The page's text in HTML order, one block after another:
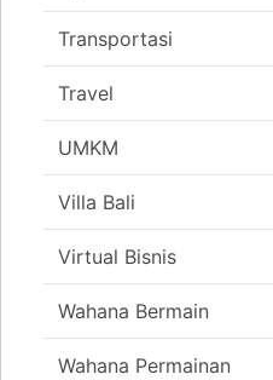
Transportasi
Travel
UMKM
Villa Bali
Virtual Bisnis
Wahana Bermain
Wahana Permainan